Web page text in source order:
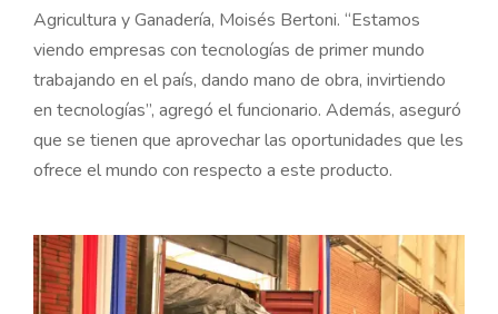
Agricultura y Ganadería, Moisés Bertoni. “Estamos
viendo empresas con tecnologías de primer mundo
trabajando en el país, dando mano de obra, invirtiendo
en tecnologías”, agregó el funcionario. Además, aseguró
que se tienen que aprovechar las oportunidades que les
ofrece el mundo con respecto a este producto.